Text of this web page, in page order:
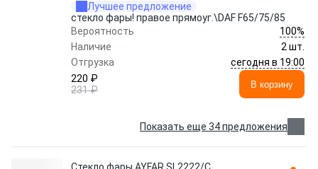
Лучшее предложение
стекло фары! правое прямоуг.\DAF F65/75/85
Вероятность
100%
Наличие
2 шт.
Отгрузка
сегодня в 19:00
220 ₽
231 ₽
В корзину
Показать еще 34 предложения